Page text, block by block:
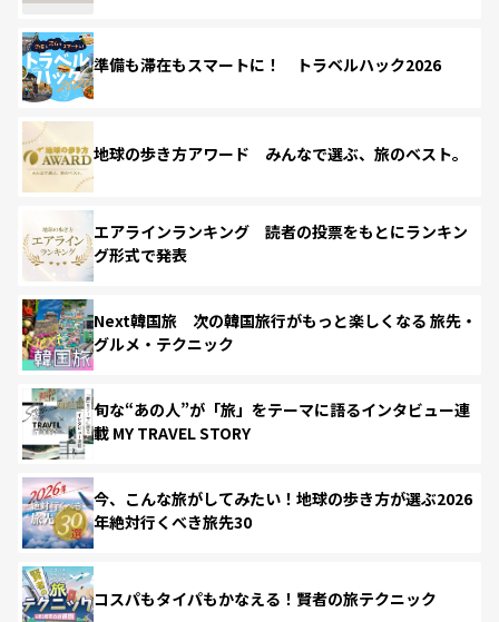
準備も滞在もスマートに！ トラベルハック2026
地球の歩き方アワード みんなで選ぶ、旅のベスト。
エアラインランキング 読者の投票をもとにランキン
グ形式で発表
Next韓国旅 次の韓国旅行がもっと楽しくなる 旅先・
グルメ・テクニック
旬な“あの人”が「旅」をテーマに語るインタビュー連
載 MY TRAVEL STORY
今、こんな旅がしてみたい！地球の歩き方が選ぶ2026
年絶対行くべき旅先30
コスパもタイパもかなえる！賢者の旅テクニック